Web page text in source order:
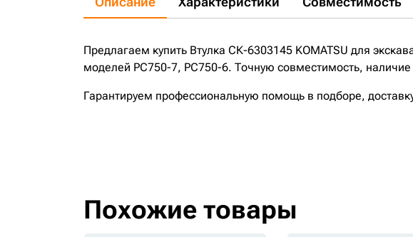
Предлагаем купить Втулка СК-6303145 KOMATSU для
моделей PC750-7, PC750-6. Точную совместимость,
Гарантируем профессиональную помощь в подборе,
Похожие товары